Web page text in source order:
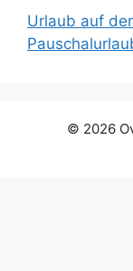
Urlaub auf
© 2026